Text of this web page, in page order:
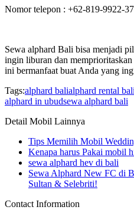
Nomor telepon : +62-819-9922-
Sewa alphard Bali bisa menjadi
ingin liburan dan
ini bermanfaat buat Anda yang
Tags:alphard balialphard rental bali
alphard in ubudsewa alphard bali
Detail Mobil Lainnya
Tips Memilih Mobil
Kenapa harus Pakai mobil
sewa alphard hev di bali
Sewa Alphard New FC di
Sultan & Selebriti!
Contact Information